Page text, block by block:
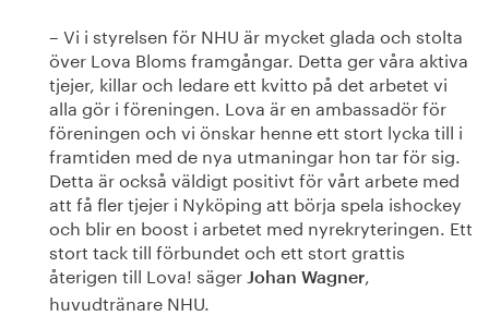
– Vi i styrelsen för NHU är mycket glada och stolta
över Lova Bloms framgångar. Detta ger våra aktiva
tjejer, killar och ledare ett kvitto på det arbetet vi
alla gör i föreningen. Lova är en ambassadör för
föreningen och vi önskar henne ett stort lycka till i
framtiden med de nya utmaningar hon tar för sig.
Detta är också väldigt positivt för vårt arbete med
att få fler tjejer i Nyköping att börja spela ishockey
och blir en boost i arbetet med nyrekryteringen. Ett
stort tack till förbundet och ett stort grattis
återigen till Lova! säger Johan Wagner,
huvudtränare NHU.